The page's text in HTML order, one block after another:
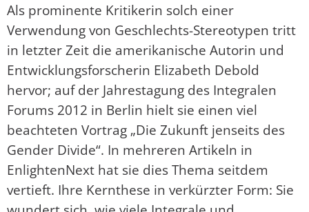
Als prominente Kritikerin solch einer
Verwendung von Geschlechts-Stereotypen tritt
in letzter Zeit die amerikanische Autorin und
Entwicklungsforscherin Elizabeth Debold
hervor; auf der Jahrestagung des Integralen
Forums 2012 in Berlin hielt sie einen viel
beachteten Vortrag „Die Zukunft jenseits des
Gender Divide“. In mehreren Artikeln in
EnlightenNext hat sie dies Thema seitdem
vertieft. Ihre Kernthese in verkürzter Form: Sie